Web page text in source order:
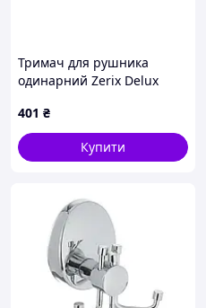
Тримач для рушника
одинарний Zerix Delux
(ZX4649)
401 ₴
Купити